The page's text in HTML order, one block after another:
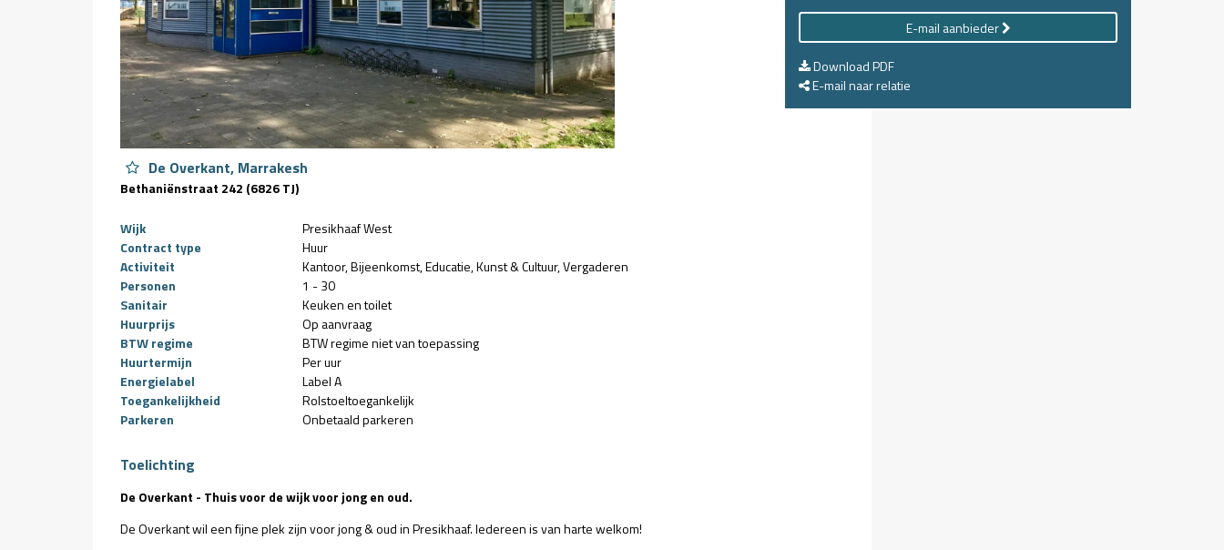
De Overkant, Marrakesh
Bethaniënstraat 242 (6826 TJ)
Wijk
Presikhaaf West
Contract type
Huur
Activiteit
Kantoor Bijeenkomst Educatie Kunst & Cultuur Vergaderen
Personen
1 - 30
Sanitair
Keuken en toilet
Huurprijs
Op aanvraag
BTW regime
BTW regime niet van toepassing
Huurtermijn
Per uur
Energielabel
Label A
Toegankelijkheid
Rolstoeltoegankelijk
Parkeren
Onbetaald parkeren
Toelichting
De Overkant - Thuis voor de wijk voor jong en oud.
De Overkant wil een fijne plek zijn voor jong & oud in Presikhaaf. Iedereen is van harte welkom!
E-mail aanbieder
Download PDF
E-mail naar relatie